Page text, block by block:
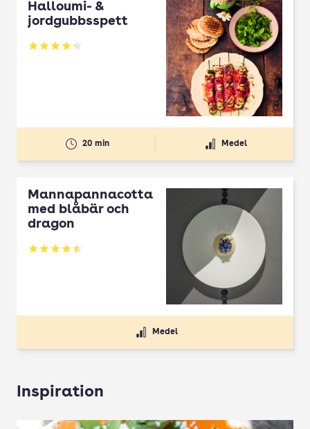
Halloumi- &
jordgubbsspett
Betyg: 4.3 av 5
20 min Medel
Mannapannacotta
med blåbär och
dragon
Betyg: 4.5 av 5
Medel
Inspiration